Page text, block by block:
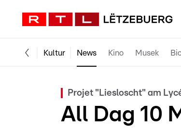
Kultur News Kino Musek
Projet "Liesloscht" am
All Dag 10